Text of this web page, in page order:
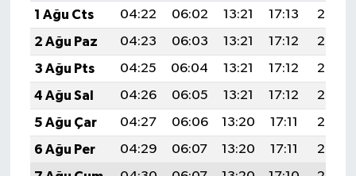
1 Ağu Cts
04:22 06:02 13:21 17:13
20:30
2 Ağu Paz
04:23 06:03 13:21 17:12
20:29
3 Ağu Pts
04:25 06:04 13:21 17:12
20:28
4 Ağu Sal
04:26 06:05 13:21 17:12
20:26
5 Ağu Çar
04:27 06:06 13:20 17:11
20:25
6 Ağu Per
04:29 06:07 13:20 17:11
20:24